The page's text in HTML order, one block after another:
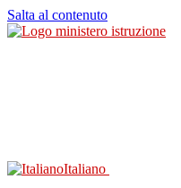
Salta al contenuto
Italiano